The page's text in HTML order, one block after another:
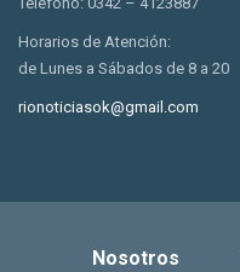
Horarios de Atención:
de Lunes a Sábados de 8 a 20
rionoticiasok@gmail.com
Nosotros